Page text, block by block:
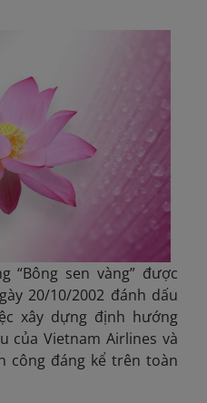
“Bông sen vàng” được
20/10/2002 đánh dấu
xây dựng định hướng
của Vietnam Airlines và
công đáng kể trên toàn